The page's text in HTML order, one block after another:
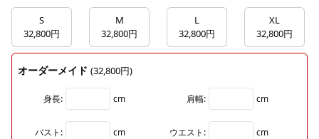
S
32,800円
M
32,800円
L
32,800円
XL
32,800円
オーダーメイド (32,800円)
身長: cm 肩幅: cm
バスト: cm ウエスト: cm